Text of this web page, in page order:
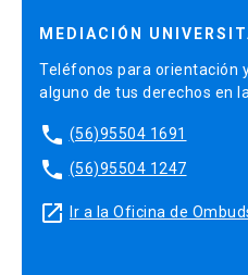
MEDIACIÓN
Teléfonos para orientación
alguno de tus derechos en
phone (56)95504 1691
phone (56)95504 1247
launch Ir a la Oficina de